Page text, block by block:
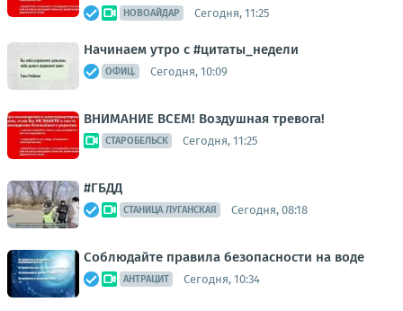
НОВОАЙДАР Сегодня, 11:25
Начинаем утро с #цитаты_недели
ОФИЦ. Сегодня, 10:09
ВНИМАНИЕ ВСЕМ! Воздушная тревога!
СТАРОБЕЛЬСК Сегодня, 11:25
#ГБДД
СТАНИЦА ЛУГАНСКАЯ Сегодня, 08:18
Соблюдайте правила безопасности на воде
АНТРАЦИТ Сегодня, 10:34